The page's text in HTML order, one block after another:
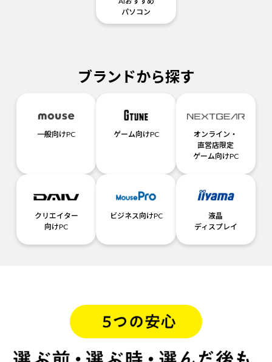
パソコン
ブランドから探す
一般向けPC ゲーム向けPC
オンライン・
直営店限定
ゲーム向けPC
クリエイター
向けPC
ビジネス向けPC
液晶
ディスプレイ